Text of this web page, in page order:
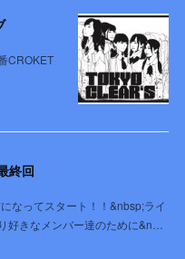
CROKET
終回
なってスタート！！&nbsp;ライ
好きなメンバー達のために&n…